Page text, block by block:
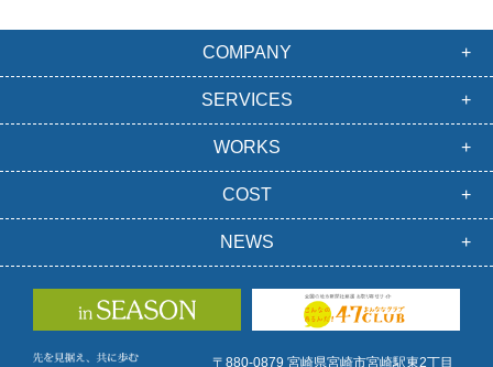
COMPANY
SERVICES
WORKS
COST
NEWS
〒880-0879 宮崎県宮崎市宮崎駅東2丁目